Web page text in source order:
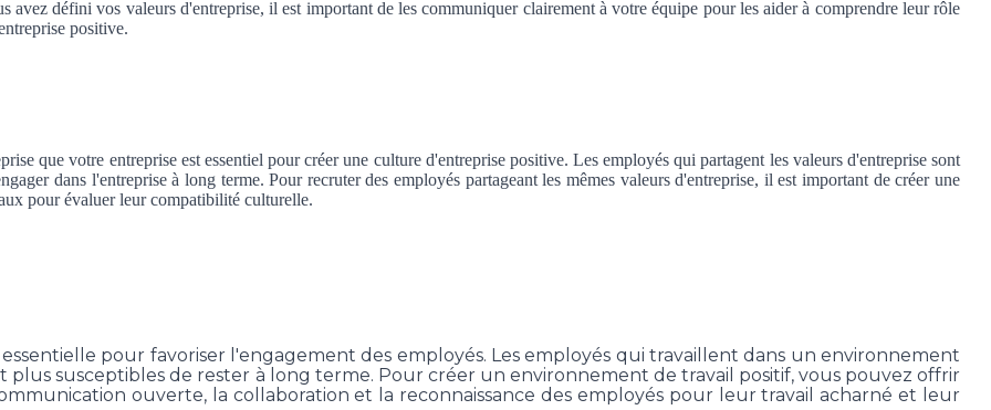
avez défini vos valeurs d'entreprise, il est important de les communiquer clairement à votre équipe pour les aider à comprendre leur rôle
positive.
que votre entreprise est essentiel pour créer une culture d'entreprise positive. Les employés qui partagent les valeurs d'entreprise sont
dans l'entreprise à long terme. Pour recruter des employés partageant les mêmes valeurs d'entreprise, il est important de créer une
pour évaluer leur compatibilité culturelle.
pour favoriser l'engagement des employés. Les employés qui travaillent dans un environnement
susceptibles de rester à long terme. Pour créer un environnement de travail positif, vous pouvez offrir
ouverte, la collaboration et la reconnaissance des employés pour leur travail acharné et leur